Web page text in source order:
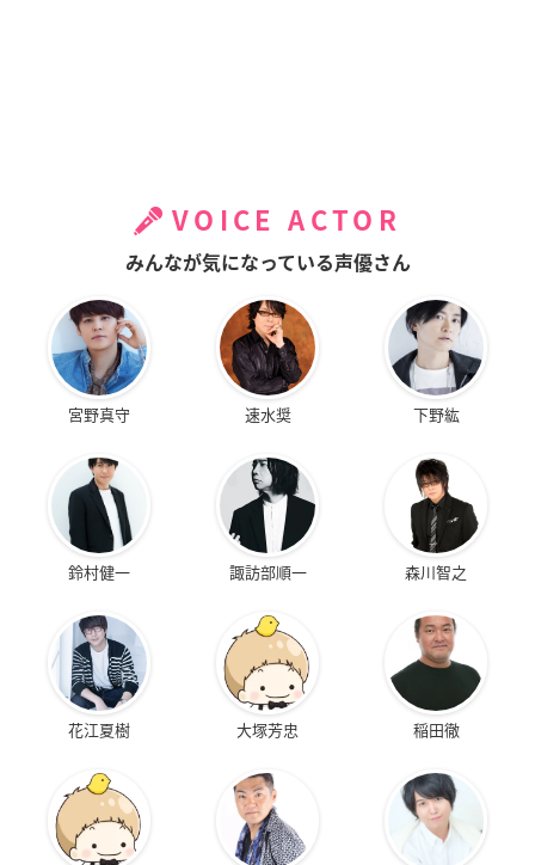
VOICE ACTOR
みんなが気になっている声優さん
宮野真守 速水奨 下野紘
鈴村健一 諏訪部順一 森川智之
花江夏樹 大塚芳忠 稲田徹